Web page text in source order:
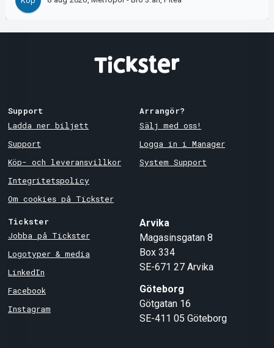
Support
Ladda ner biljett
Support
Köp- och leveransvillkor
Integritetspolicy
Om cookies på Tickster
Arrangör?
Sälj med oss!
Logga in i Manager
System Support
Tickster
Jobba på Tickster
Logotyper & media
LinkedIn
Facebook
Instagram
Arvika
Magasinsgatan 8
Box 334
SE-671 27 Arvika
Göteborg
Götgatan 16
SE-411 05 Göteborg